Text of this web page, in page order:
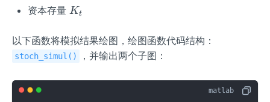
+
1}
t
资本存量 K
t
Kt
以下函数将模拟结果绘图，绘图函数代码结构：
stoch_simul() ，并输出两个子图：